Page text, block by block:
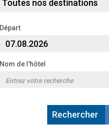
Toutes nos destinations
Départ
Nom de l'hôtel
Rechercher